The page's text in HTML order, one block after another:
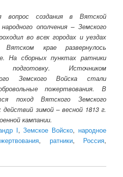
вопрос создания в Вятской
ополчения – Земского
во всех городах и уездах
крае развернулось
На сборных пунктах ратники
Источником
Земского Войска стали
пожертвования. В
поход Вятского Земского
зимой – весной 1813 г.
кампании.
Ӏ,Земское Войско, народное
, ратники, Россия,